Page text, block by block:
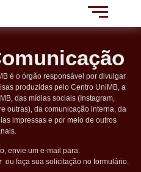
é o órgão responsável por divulgar
produzidas pelo Centro UniMB, a
das mídias sociais (Instagram,
outras), da comunicação interna, da
impressas e por meio de outros
envie um e-mail para:
ou faça sua solicitação no formulário.